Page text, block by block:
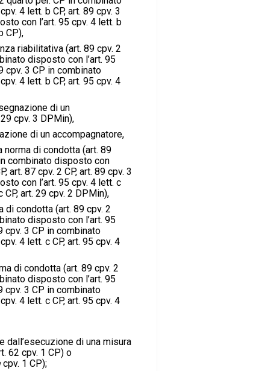
4 lett. b CP, art. 89 cpv. 3
con l’art. 95 cpv. 4 lett. b
CP),
riabilitativa (art. 89 cpv. 2
disposto con l’art. 95
cpv. 3 CP in combinato
4 lett. b CP, art. 95 cpv. 4
di un
cpv. 3 DPMin),
di un accompagnatore,
di condotta (art. 89
combinato disposto con
art. 87 cpv. 2 CP, art. 89 cpv. 3
con l’art. 95 cpv. 4 lett. c
CP, art. 29 cpv. 2 DPMin),
di condotta (art. 89 cpv. 2
disposto con l’art. 95
cpv. 3 CP in combinato
4 lett. c CP, art. 95 cpv. 4
di condotta (art. 89 cpv. 2
disposto con l’art. 95
cpv. 3 CP in combinato
4 lett. c CP, art. 95 cpv. 4
dall’esecuzione di una misura
62 cpv. 1 CP) o
cpv. 1 CP);